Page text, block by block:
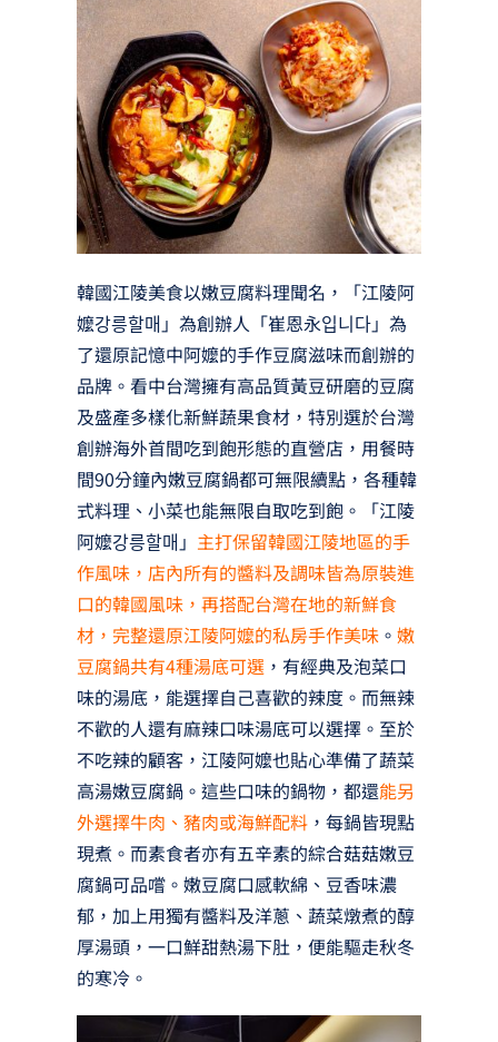
韓國江陵美食以嫩豆腐料理聞名，「江陵阿
嬤강릉할매」為創辦人「崔恩永입니다」為
了還原記憶中阿嬤的手作豆腐滋味而創辦的
品牌。看中台灣擁有高品質黃豆研磨的豆腐
及盛產多樣化新鮮蔬果食材，特別選於台灣
創辦海外首間吃到飽形態的直營店，用餐時
間90分鐘內嫩豆腐鍋都可無限續點，各種韓
式料理、小菜也能無限自取吃到飽。「江陵
阿嬤강릉할매」 主打保留韓國江陵地區的手
作風味，店內所有的醬料及調味皆為原裝進
口的韓國風味，再搭配台灣在地的新鮮食
材，完整還原江陵阿嬤的私房手作美味。 嫩
豆腐鍋共有4種湯底可選，有經典及泡菜口
味的湯底，能選擇自己喜歡的辣度。而無辣
不歡的人還有麻辣口味湯底可以選擇。至於
不吃辣的顧客，江陵阿嬤也貼心準備了蔬菜
高湯嫩豆腐鍋。這些口味的鍋物，都還能另
外選擇牛肉、豬肉或海鮮配料，每鍋皆現點
現煮。而素食者亦有五辛素的綜合菇菇嫩豆
腐鍋可品嚐。嫩豆腐口感軟綿、豆香味濃
郁，加上用獨有醬料及洋蔥、蔬菜燉煮的醇
厚湯頭，一口鮮甜熱湯下肚，便能驅走秋冬
的寒冷。